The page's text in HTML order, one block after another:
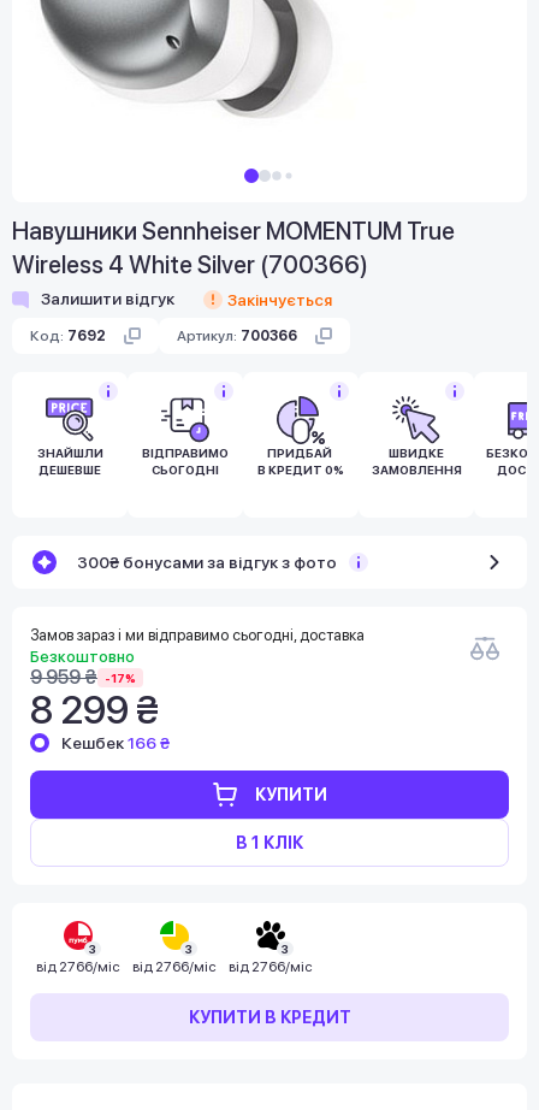
Навушники Sennheiser MOMENTUM True
Wireless 4 White Silver (700366)
Залишити відгук Закінчується
Код: 7692 Артикул: 700366
ЗНАЙШЛИ
ДЕШЕВШЕ
ВІДПРАВИМО
СЬОГОДНІ
ПРИДБАЙ
В КРЕДИТ 0%
ШВИДКЕ
ЗАМОВЛЕННЯ
300₴ бонусами за відгук з фото
Замов зараз і ми відправимо сьогодні, доставка
Безкоштовно
9 959 ₴ -17%
8 299 ₴
КУПИТИ
В 1 КЛІК
Кешбек166 ₴
3
від 2766/міс
3
від 2766/міс
3
від 2766/міс
КУПИТИ В КРЕДИТ